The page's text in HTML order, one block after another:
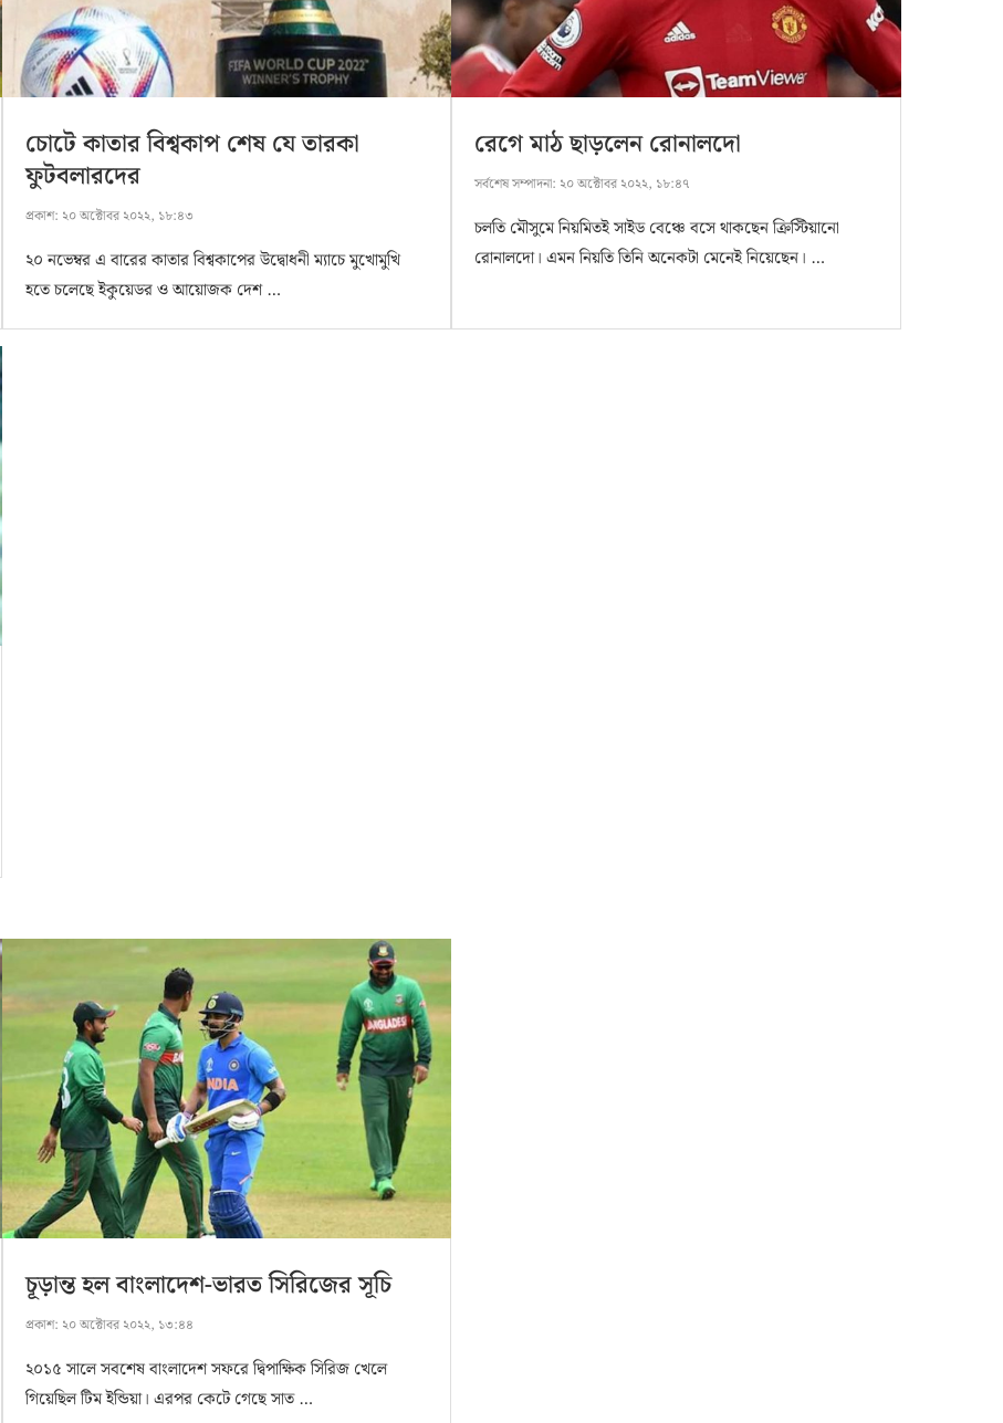
চোটে কাতার বিশ্বকাপ শেষ যে তারকা
ফুটবলারদের
প্রকাশ: ২০ অক্টোবর ২০২২, ১৮:৪৩
২০ নভেম্বর এ বারের কাতার বিশ্বকাপের উদ্বোধনী ম্যাচে মুখোমুখি
হতে চলেছে ইকুয়েডর ও আয়োজক দেশ …
রেগে মাঠ ছাড়লেন রোনালদো
সর্বশেষ সম্পাদনা: ২০ অক্টোবর ২০২২, ১৮:৪৭
চলতি মৌসুমে নিয়মিতই সাইড বেঞ্চে বসে থাকছেন ক্রিস্টিয়ানো
রোনালদো। এমন নিয়তি তিনি অনেকটা মেনেই নিয়েছেন। …
চূড়ান্ত হল বাংলাদেশ-ভারত সিরিজের সূচি
প্রকাশ: ২০ অক্টোবর ২০২২, ১৩:৪৪
২০১৫ সালে সবশেষ বাংলাদেশ সফরে দ্বিপাক্ষিক সিরিজ খেলে
গিয়েছিল টিম ইন্ডিয়া। এরপর কেটে গেছে সাত …